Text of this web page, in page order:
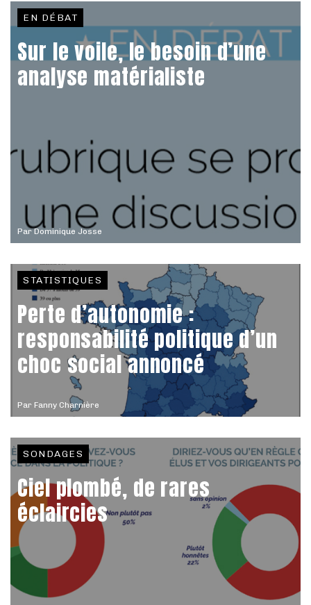
ParDominique Josse
EN DÉBAT
Sur le voile, le besoin d’une
analyse matérialiste
Par Fanny Charnière
STATISTIQUES
Perte d’autonomie :
responsabilité politique d’un
choc social annoncé
SONDAGES
Ciel plombé, de rares
éclaircies